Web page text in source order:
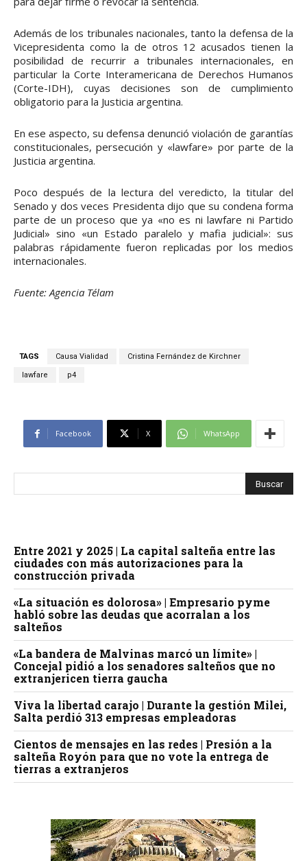
Además de los tribunales nacionales, tanto la defensa de la
Vicepresidenta como la de otros 12 acusados tienen la
posibilidad de recurrir a tribunales internacionales, en
particular la Corte Interamericana de Derechos Humanos
(Corte-IDH), cuyas decisiones son de cumplimiento
obligatorio para la Justicia argentina.
En ese aspecto, su defensa denunció violación de garantías
constitucionales, persecución y «lawfare» por parte de la
Justicia argentina.
Poco después de la lectura del veredicto, la titular del
Senado y dos veces Presidenta dijo que su condena forma
parte de un proceso que ya «no es ni lawfare ni Partido
Judicial» sino «un Estado paralelo y mafia judicial»: sus
palabras rápidamente fueron replicadas por los medios
internacionales.
Fuente: Agencia Télam
TAGS Causa Vialidad Cristina Fernández de Kirchner
lawfare p4
Facebook X WhatsApp
Entre 2021 y 2025 | La capital salteña entre las
ciudades con más autorizaciones para la
construcción privada
«La situación es dolorosa» | Empresario pyme
habló sobre las deudas que acorralan a los
salteños
«La bandera de Malvinas marcó un límite» |
Concejal pidió a los senadores salteños que no
extranjericen tierra gaucha
Viva la libertad carajo | Durante la gestión Milei,
Salta perdió 313 empresas empleadoras
Cientos de mensajes en las redes | Presión a la
salteña Royón para que no vote la entrega de
tierras a extranjeros